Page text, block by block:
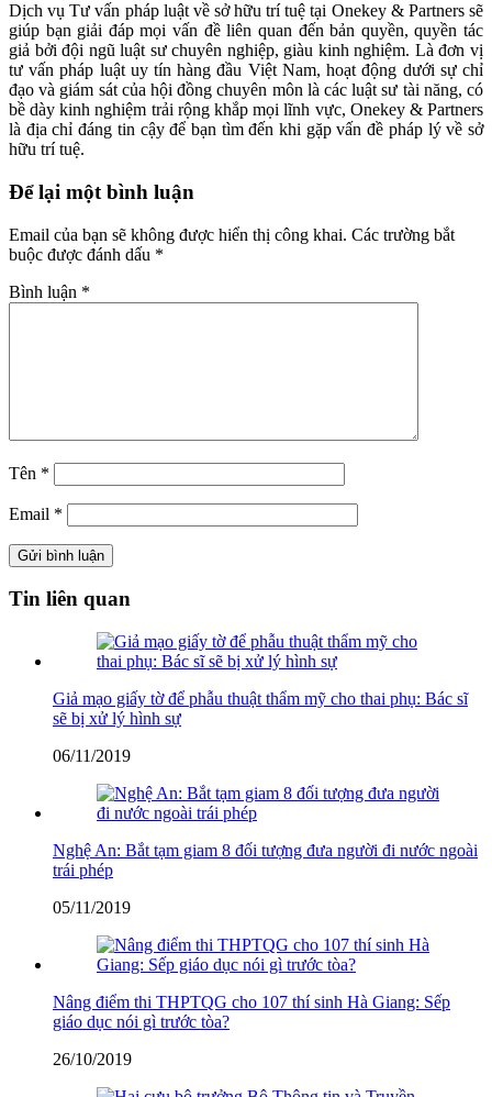
Dịch vụTư vấn pháp luật về sở hữu trí tuệ tại Onekey & Partnerssẽ
giúp bạn giải đáp mọi vấn đề liên quan đến bản quyền, quyền tác
giả bởi đội ngũ luật sư chuyên nghiệp, giàu kinh nghiệm. Là đơn vị
tư vấn pháp luật uy tín hàng đầu Việt Nam, hoạt động dưới sự chỉ
đạo và giám sát của hội đồng chuyên môn là các luật sư tài năng, có
bề dày kinh nghiệm trải rộng khắp mọi lĩnh vực, Onekey & Partners
là địa chỉ đáng tin cậy để bạn tìm đến khi gặp vấn đề pháp lý về sở
hữu trí tuệ.
Để lại một bình luận
Email của bạn sẽ không được hiển thị công khai. Các trường bắt
buộc được đánh dấu *
Bình luận *
Tên *
Email *
Tin liên quan
Giả mạo giấy tờ để phẫu thuật thẩm mỹ cho thai phụ: Bác sĩ
sẽ bị xử lý hình sự
06/11/2019
Nghệ An: Bắt tạm giam 8 đối tượng đưa người đi nước ngoài
trái phép
05/11/2019
Nâng điểm thi THPTQG cho 107 thí sinh Hà Giang: Sếp
giáo dục nói gì trước tòa?
26/10/2019